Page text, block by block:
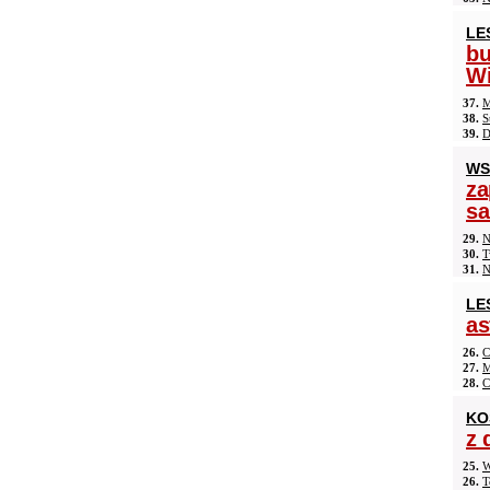
37.
38.
39.
29.
30.
31.
26.
27.
28.
z
25.
26.